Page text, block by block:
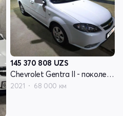
145 370 808 UZS
Chevrolet Gentra II - поколение
2021 68 000 км